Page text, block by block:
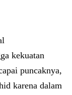
kekuatan
puncaknya,
karena dalam